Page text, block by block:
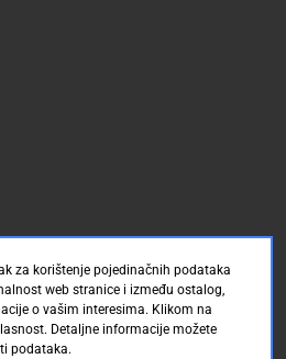
za korištenje pojedinačnih podataka
web stranice i između ostalog,
o vašim interesima. Klikom na
Detaljne informacije možete
podataka.